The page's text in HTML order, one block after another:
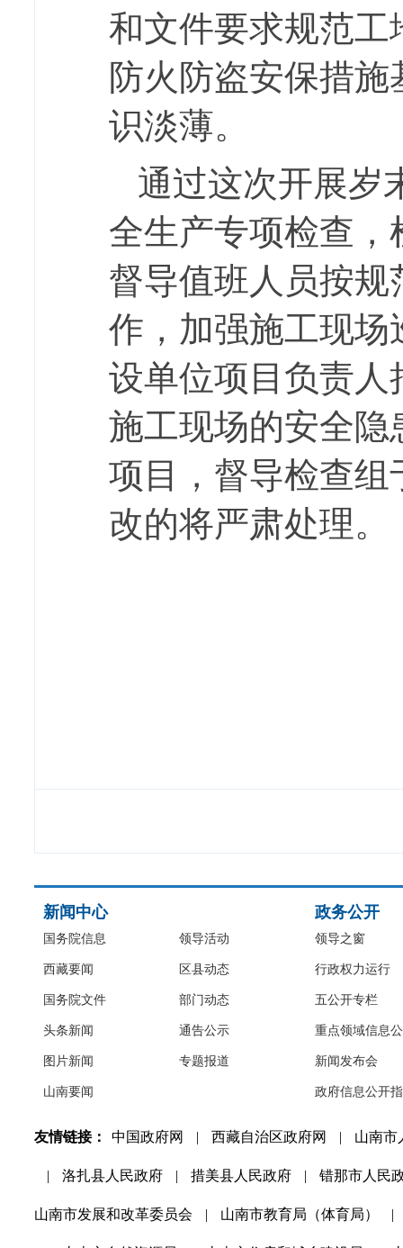
和文件要求规范
防火防盗安保措
识淡薄。
通过这次开展岁
全生产专项检查
督导值班人员按
作，加强施工现
设单位项目负责
施工现场的安全
项目，督导检查组
改的将严肃处理。
新闻中心
国务院信息
西藏要闻
国务院文件
头条新闻
图片新闻
山南要闻
领导活动
区县动态
部门动态
通告公示
专题报道
政务公开
领导之窗
行政权力运行
五公开专栏
重点领域信息
新闻发布会
政府信息公开
友情链接： 中国政府网 | 西藏自治区政府网 | 山南市
| 洛扎县人民政府 | 措美县人民政府 | 错那市人民
山南市发展和改革委员会 | 山南市教育局（体育局） |